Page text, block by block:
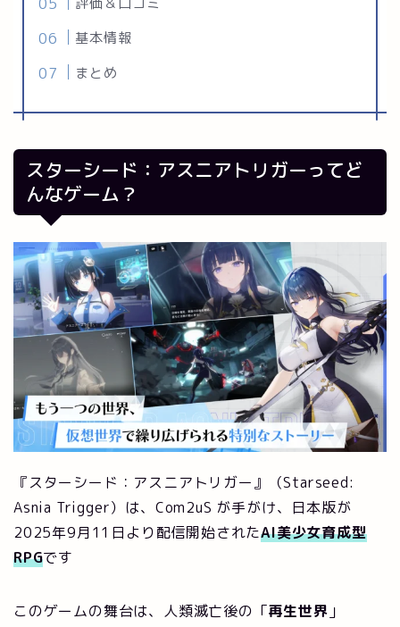
基本情報
まとめ
スターシード：アスニアトリガーってど
んなゲーム？
『スターシード：アスニアトリガー』（Starseed:
Asnia Trigger）は、Com2uS が手がけ、日本版が
2025年9月11日より配信開始されたAI美少女育成型
RPGです
このゲームの舞台は、人類滅亡後の「再生世界 」